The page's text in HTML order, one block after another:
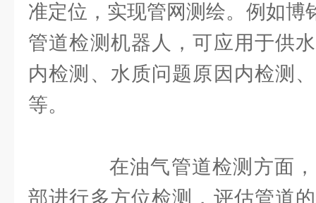
准定位，实现管网测绘。例如博
管道检测机器人，可应用于供
内检测、水质问题原因内检测
等。
在油气管道检测方面，
部进行多方位检测，评估管道